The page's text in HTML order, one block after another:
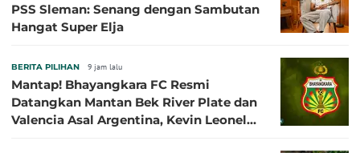
PSS Sleman: Senang dengan Sambutan
Hangat Super Elja
BERITA PILIHAN 9 jam lalu
Mantap! Bhayangkara FC Resmi
Datangkan Mantan Bek River Plate dan
Valencia Asal Argentina, Kevin Leonel